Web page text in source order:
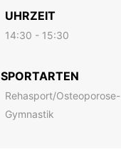
UHRZEIT
14:30 - 15:30
SPORTARTEN
Rehasport/Osteoporose-
Gymnastik